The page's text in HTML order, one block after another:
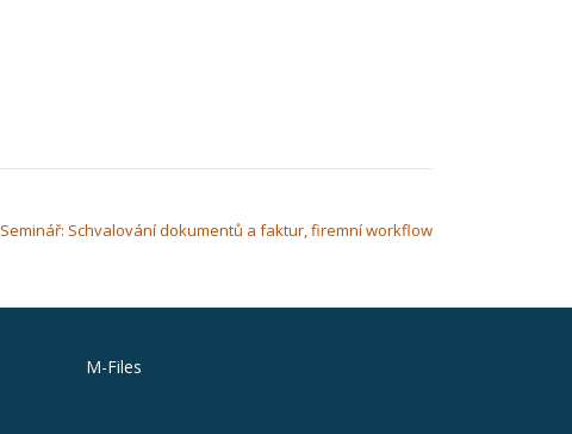
Seminář: Schvalování dokumentů a faktur, firemní workflow
M-Files